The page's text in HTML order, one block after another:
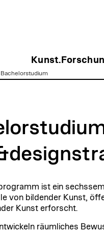
Bachelorstudium
ist ein
von bildender Kunst,
Kunst erforscht.
räumliches